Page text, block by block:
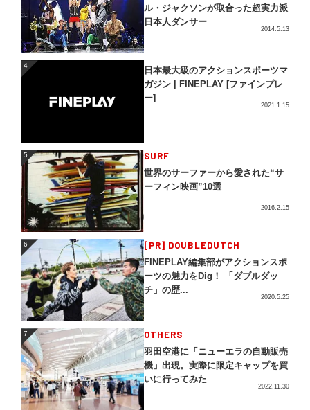
ル・ジャクソンが取合った超実力派
日本人ダンサー
2014.5.13
4
日本最大級のアクションスポーツマ
ガジン | FINEPLAY [ファインプレ
ー]
2021.1.15
5 SURF
世界のサーファーから愛された“サ
ーフィン映画”10選
2016.2.15
6 [PR] DOUBLEDUTCH
FINEPLAY編集部がアクションスポ
ーツの魅力をDig！ 「ダブルダッ
チ」の歴...
2020.5.25
7 OTHERS
羽田空港に「ニューエラの自動販売
機」出現。実際に限定キャップを買
いに行ってみた
2022.11.30